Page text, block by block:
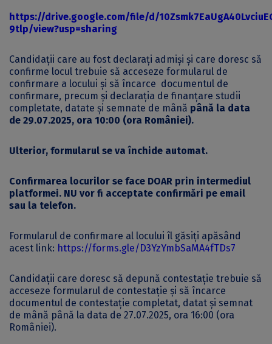
https://drive.google.com/file/d/
9tlp/view?usp=sharing
Candidații care au fost declarați admiși și care doresc să
confirme locul trebuie să acceseze formularul de
confirmare a locului și să încarce documentul de
confirmare, precum și declarația de finanțare studii
completate, datate și semnate de mână până la data
de 29.07.2025, ora 10:00 (ora României).
Ulterior, formularul se va închide automat.
Confirmarea locurilor se face DOAR prin intermediul
platformei. NU vor fi acceptate confirmări pe email
sau la telefon.
Formularul de confirmare al locului îl găsiți apăsând
acest link: https://forms.gle/D3YzYmbSaMA4fTDs7
Candidații care doresc să depună contestație trebuie să
acceseze formularul de contestație și să încarce
documentul de contestație completat, datat și semnat
de mână până la data de 27.07.2025, ora 16:00 (ora
României).